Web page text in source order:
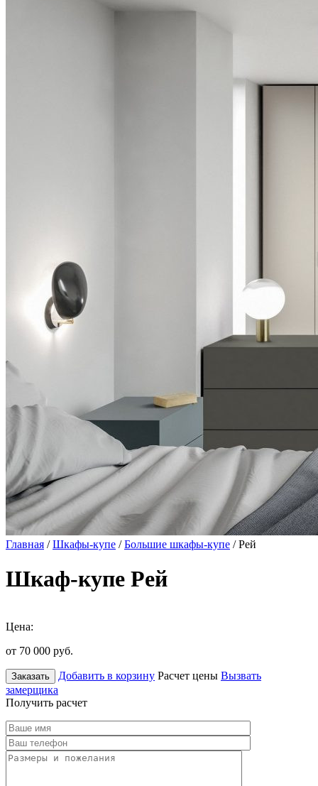
Главная /Шкафы-купе /Большие шкафы-купе / Рей
Шкаф-купе Рей
Цена:
от 70 000 руб.
Заказать Добавить в корзину Расчет цены Вызвать
замерщика
Получить расчет